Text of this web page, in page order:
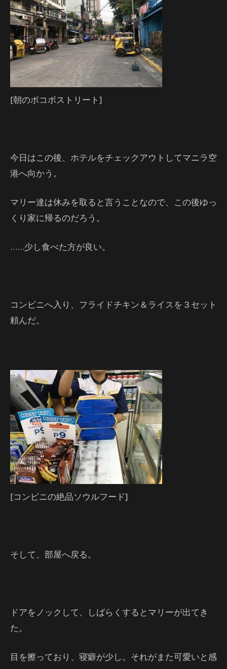
[朝のボコボストリート]
今日はこの後、ホテルをチェックアウトしてマニラ空
港へ向かう。
マリー達は休みを取ると言うことなので、この後ゆっ
くり家に帰るのだろう。
……少し食べた方が良い。
コンビニへ入り、フライドチキン＆ライスを３セット
頼んだ。
[コンビニの絶品ソウルフード]
そして、部屋へ戻る。
ドアをノックして、しばらくするとマリーが出てき
た。
目を擦っており、寝癖が少し。それがまた可愛いと感